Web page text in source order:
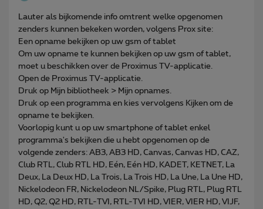
Lauter als bijkomende info omtrent welke opgenomen
zenders kunnen bekeken worden, volgens Prox site:
​Een opname bekijken op uw gsm of tablet
Om uw opname te kunnen bekijken op uw gsm of tablet,
moet u beschikken over de Proximus TV-applicatie.
Open de Proximus TV-applicatie.
Druk op Mijn bibliotheek > Mijn opnames.
Druk op een programma en kies vervolgens Kijken om de
opname te bekijken.
Voorlopig kunt u op uw smartphone of tablet enkel
programma's bekijken die u hebt opgenomen op de
volgende zenders: AB3, AB3 HD, Canvas, Canvas HD, CAZ,
Club RTL, Club RTL HD, Eén, Eén HD, KADET, KETNET, La
Deux, La Deux HD, La Trois, La Trois HD, La Une, La Une HD,
Nickelodeon FR, Nickelodeon NL/Spike, Plug RTL, Plug RTL
HD, Q2, Q2 HD, RTL-TVI, RTL-TVI HD, VIER, VIER HD, VIJF,